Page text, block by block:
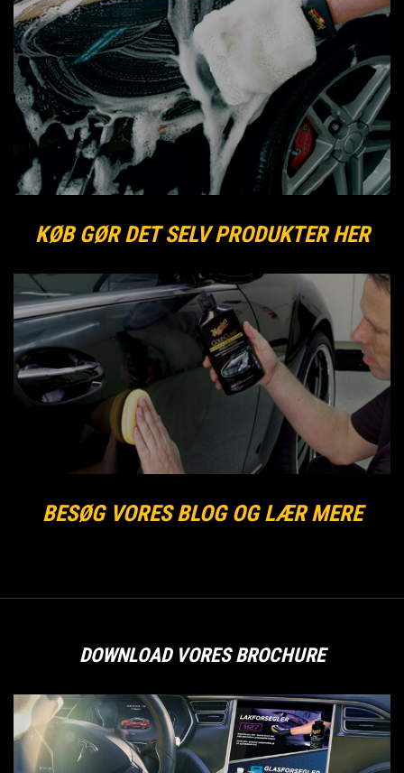
KØB GØR DET SELV PRODUKTER HER
BESØG VORES BLOG OG LÆR MERE
DOWNLOAD VORES BROCHURE